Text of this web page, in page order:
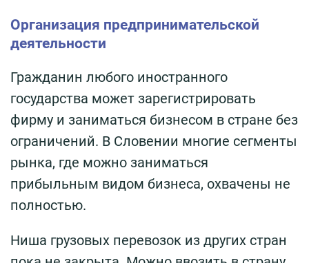
Организация предпринимательской
деятельности
Гражданин любого иностранного
государства может зарегистрировать
фирму и заниматься бизнесом в стране без
ограничений. В Словении многие сегменты
рынка, где можно заниматься
прибыльным видом бизнеса, охвачены не
полностью.
Ниша грузовых перевозок из других стран